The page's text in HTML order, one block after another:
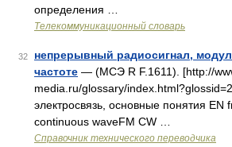
определения …
Телекоммуникационный словарь
32
непрерывный радиосигнал,
частоте — (МСЭ R F.1611). [http://
media.ru/glossary/
электросвязь, основные понятия EN
continuous waveFM CW …
Справочник технического переводчика